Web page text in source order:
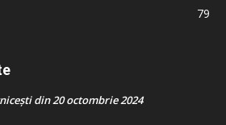
79
din 20 octombrie 2024